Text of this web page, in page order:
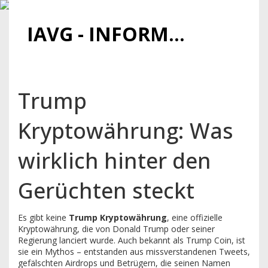
IAVG - INFORMATIONSARCHIV FÜR VIRTUELLE GELDER
Trump
Kryptowährung: Was
wirklich hinter den
Gerüchten steckt
Es gibt keine Trump Kryptowährung, eine offizielle
Kryptowährung, die von Donald Trump oder seiner
Regierung lanciert wurde. Auch bekannt als Trump Coin, ist
sie ein Mythos – entstanden aus missverstandenen Tweets,
gefälschten Airdrops und Betrügern, die seinen Namen